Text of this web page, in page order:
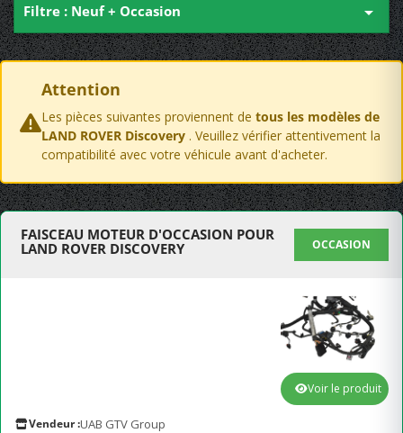
Filtre : Neuf + Occasion 
Attention
Les pièces suivantes proviennent de tous les modèles de
LAND ROVER Discovery . Veuillez vérifier attentivement la
compatibilité avec votre véhicule avant d'acheter.
FAISCEAU MOTEUR D'OCCASION POUR
LAND ROVER DISCOVERY
OCCASION
Vendeur :UAB GTV Group
Voir le produit